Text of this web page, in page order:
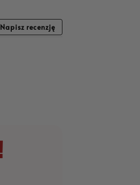
Napisz recenzję